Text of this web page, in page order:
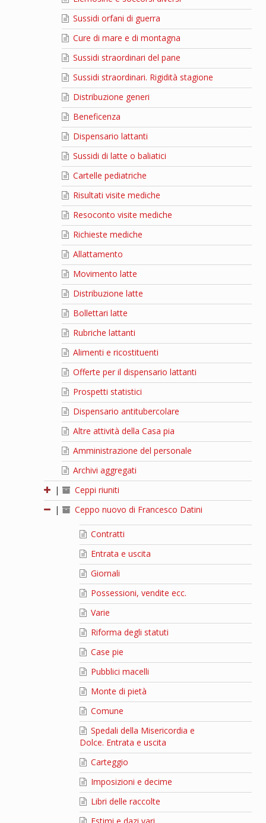
Sussidi orfani di guerra
Cure di mare e di montagna
Sussidi straordinari del pane
Sussidi straordinari. Rigidità stagione
Distribuzione generi
Beneficenza
Dispensario lattanti
Sussidi di latte o baliatici
Cartelle pediatriche
Risultati visite mediche
Resoconto visite mediche
Richieste mediche
Allattamento
Movimento latte
Distribuzione latte
Bollettari latte
Rubriche lattanti
Alimenti e ricostituenti
Offerte per il dispensario lattanti
Prospetti statistici
Dispensario antitubercolare
Altre attività della Casa pia
Amministrazione del personale
Archivi aggregati
|
Ceppi riuniti
|
Ceppo nuovo di Francesco Datini
Contratti
Entrata e uscita
Giornali
Possessioni, vendite ecc.
Varie
Riforma degli statuti
Case pie
Pubblici macelli
Monte di pietà
Comune
Spedali della Misericordia e
Dolce. Entrata e uscita
Carteggio
Imposizioni e decime
Libri delle raccolte